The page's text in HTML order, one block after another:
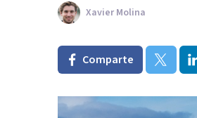
Xavier Molina
Comparte